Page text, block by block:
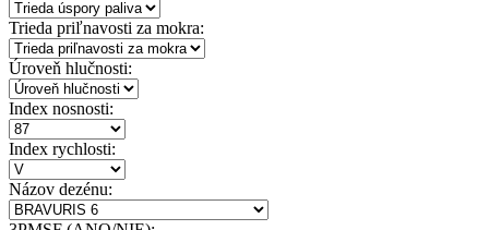
Trieda priľnavosti za mokra:
Úroveň hlučnosti:
Index nosnosti:
Index rychlosti:
Názov dezénu: